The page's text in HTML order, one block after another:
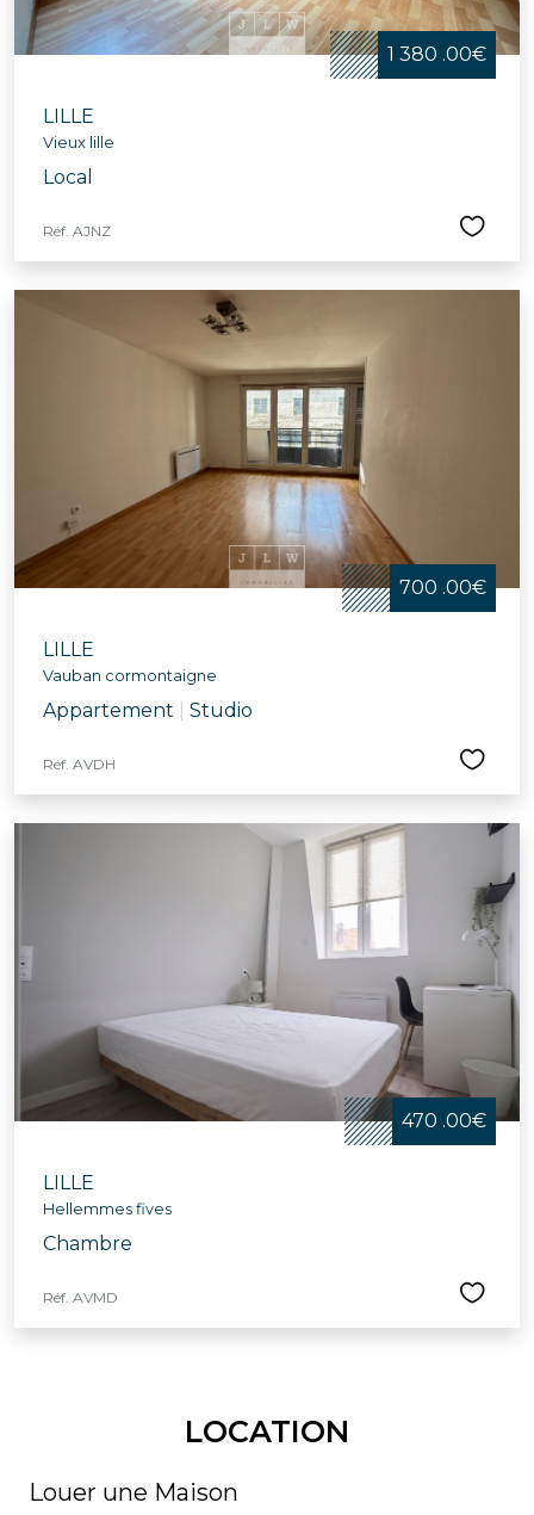
1 380 .00€
LILLE
Vieux lille
Local
Réf. AJNZ
700 .00€
LILLE
Vauban cormontaigne
Appartement Studio
Réf. AVDH
470 .00€
LILLE
Hellemmes fives
Chambre
Réf. AVMD
LOCATION
Louer une Maison